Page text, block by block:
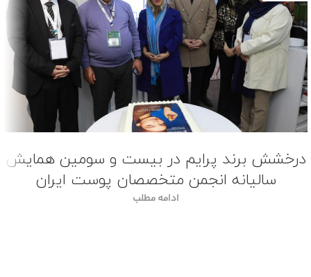
درخشش برند پرایم در بیست و سومین همایش
سالیانه انجمن متخصصان پوست ایران
ادامه مطلب